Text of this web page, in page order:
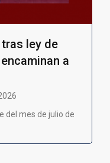
ley de
a
del mes de julio de